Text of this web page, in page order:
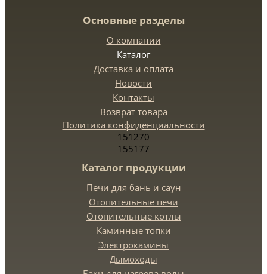
Основные разделы
О компании
Каталог
Доставка и оплата
Новости
Контакты
Возврат товара
Политика конфиденциальности
151270
155177
Каталог продукции
Печи для бань и саун
Отопительные печи
Отопительные котлы
Каминные топки
Электрокамины
Дымоходы